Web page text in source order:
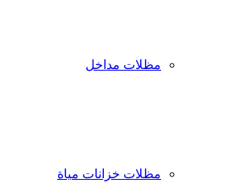
مظلات مداخل
مظلات خزانات مياة